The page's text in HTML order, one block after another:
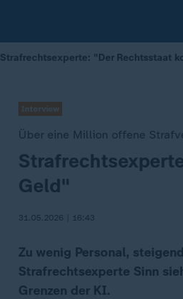
Strafrechtsexperte: "Der Rechtsstaat
Interview
Über eine Million offene
:
Geld"
31.05.2026 | 16:43
Zu wenig Personal,
Strafrechtsexperte Sinn
Grenzen der KI.